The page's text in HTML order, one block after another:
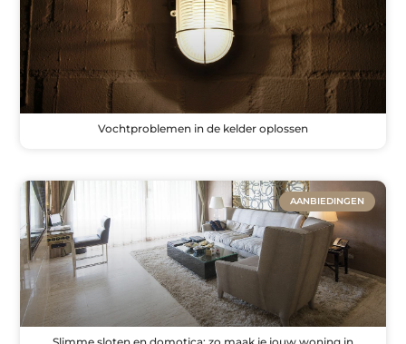
Vochtproblemen in de kelder oplossen
AANBIEDINGEN